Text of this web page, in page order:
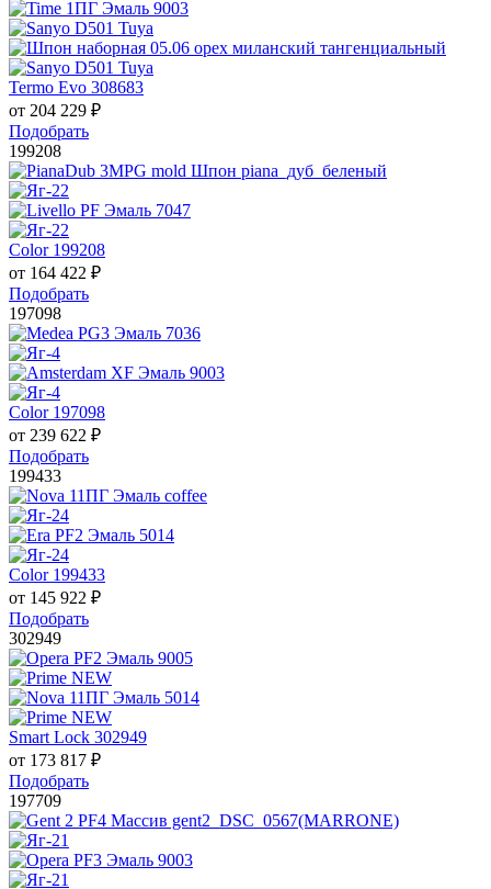
Termo Evo 308683
от 204 229 ₽
Подобрать
199208
Color 199208
от 164 422 ₽
Подобрать
197098
Color 197098
от 239 622 ₽
Подобрать
199433
Color 199433
от 145 922 ₽
Подобрать
302949
Smart Lock 302949
от 173 817 ₽
Подобрать
197709